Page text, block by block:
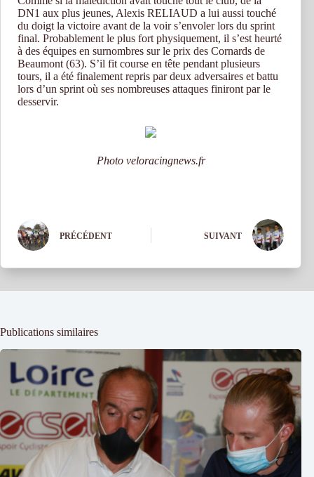
DN1 aux plus jeunes, Alexis RELIAUD a lui aussi touché
du doigt la victoire avant de la voir s’envoler lors du sprint
final. Probablement le plus fort physiquement, il s’est heurté
à des équipes en surnombres sur le prix des Cornards de
Beaumont (63). S’il fit course en tête pendant plusieurs
tours, il a été finalement repris par deux adversaires et battu
lors d’un sprint où ses nombreuses attaques finiront par le
desservir.
Photo veloracingnews.fr
PRÉCÉDENT SUIVANT
Publications similaires